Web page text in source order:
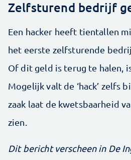
Zelfsturend bedrijf
Een hacker heeft tientallen
het eerste zelfsturende
Of dit geld is terug te halen,
Mogelijk valt de ‘hack’ zelfs
zaak laat de kwetsbaarheid
zien.
Dit bericht verscheen in De